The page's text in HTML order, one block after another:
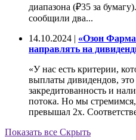
диапазона (₽35 за
сообщили два...
14.10.2024 | «Озон
направлять на
«У нас есть критерии,
выплаты дивидендов, это
закредитованность и
потока. Но мы
превышал 2х.
Показать все Скрыть